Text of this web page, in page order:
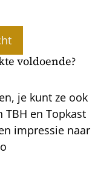
voldoende?
je kunt ze ook
en Topkast
impressie naar